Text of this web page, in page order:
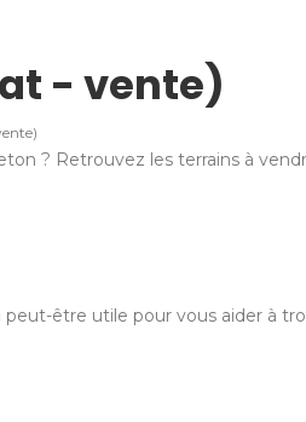
- vente)
? Retrouvez les terrains à
être utile pour vous aider à